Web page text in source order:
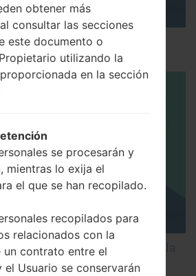
Códigos Secretos para LG!
Opciones de Desarrollador y la
USB en LG?
obtener más
consultar las secciones
este documento o
utilizando la
en la sección
se procesarán y
mientras lo exija el
el que se han recopilado.
recopilados para
relacionados con la
un contrato entre el
el Usuario se conservarán